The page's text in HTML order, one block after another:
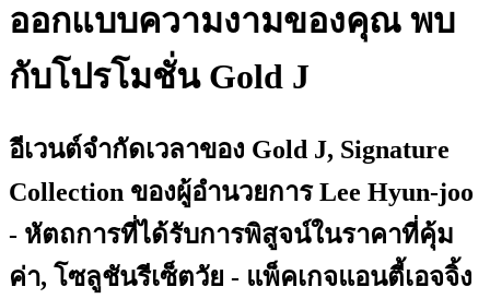
ออกแบบความงามของคุณ พบ
กับโปรโมชั่น Gold J
อีเวนต์จำกัดเวลาของ Gold J, Signature
Collection ของผู้อำนวยการ Lee Hyun-joo
- หัตถการที่ได้รับการพิสูจน์ในราคาที่คุ้ม
ค่า, โซลูชันรีเซ็ตวัย - แพ็คเกจแอนตี้เอจจิ้ง